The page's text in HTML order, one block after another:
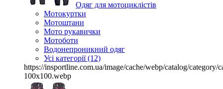
Одяг для мотоциклістів
Мотокуртки
Мотоштани
Мото рукавички
Мотоботи
Водонепроникний одяг
Усі категорії (12)
https://insportline.com.ua/image/cache/webp/catalog/category/
100x100.webp